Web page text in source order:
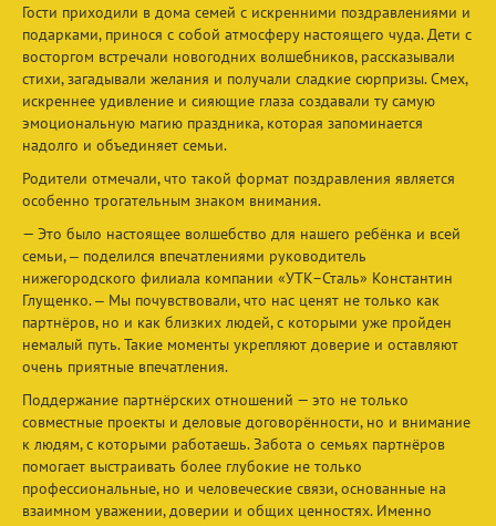
Гости приходили в дома семей с искренними поздравлениями и
подарками, принося с собой атмосферу настоящего чуда. Дети с
восторгом встречали новогодних волшебников, рассказывали
стихи, загадывали желания и получали сладкие сюрпризы. Смех,
искреннее удивление и сияющие глаза создавали ту самую
эмоциональную магию праздника, которая запоминается
надолго и объединяет семьи.
Родители отмечали, что такой формат поздравления является
особенно трогательным знаком внимания.
— Это было настоящее волшебство для нашего ребёнка и всей
семьи, ‒ поделился впечатлениями руководитель
нижегородского филиала компании «УТК–Сталь» Константин
Глущенко. ‒ Мы почувствовали, что нас ценят не только как
партнёров, но и как близких людей, с которыми уже пройден
немалый путь. Такие моменты укрепляют доверие и оставляют
очень приятные впечатления.
Поддержание партнёрских отношений — это не только
совместные проекты и деловые договорённости, но и внимание
к людям, с которыми работаешь. Забота о семьях партнёров
помогает выстраивать более глубокие не только
профессиональные, но и человеческие связи, основанные на
взаимном уважении, доверии и общих ценностях. Именно